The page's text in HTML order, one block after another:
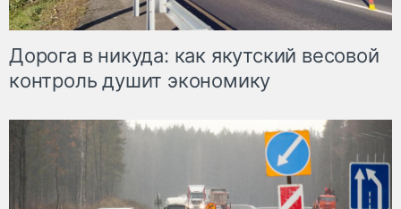
Дорога в никуда: как якутский весовой
контроль душит экономику